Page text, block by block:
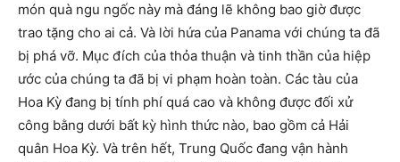
món quà ngu ngốc này mà đáng lẽ không bao giờ được
trao tặng cho ai cả. Và lời hứa của Panama với chúng ta đã
bị phá vỡ. Mục đích của thỏa thuận và tinh thần của hiệp
ước của chúng ta đã bị vi phạm hoàn toàn. Các tàu của
Hoa Kỳ đang bị tính phí quá cao và không được đối xử
công bằng dưới bất kỳ hình thức nào, bao gồm cả Hải
quân Hoa Kỳ. Và trên hết, Trung Quốc đang vận hành